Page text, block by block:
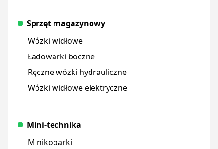
Sprzęt magazynowy
Wózki widłowe
Ładowarki boczne
Ręczne wózki hydrauliczne
Wózki widłowe elektryczne
Mini-technika
Minikoparki